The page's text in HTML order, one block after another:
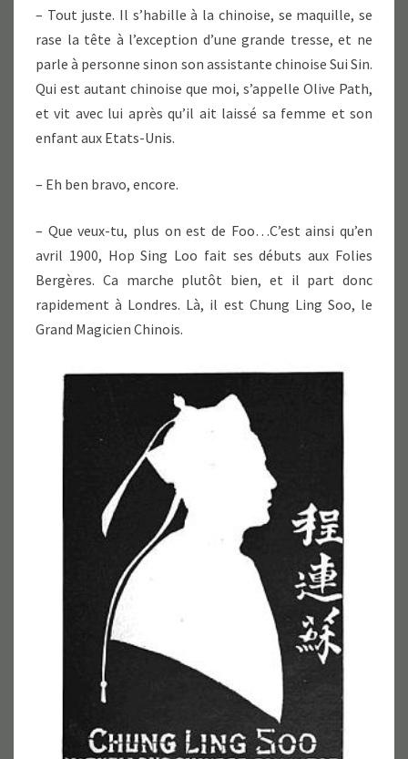
– Tout juste. Il s’habille à la chinoise, se maquille, se
rase la tête à l’exception d’une grande tresse, et ne
parle à personne sinon son assistante chinoise Sui Sin.
Qui est autant chinoise que moi, s’appelle Olive Path,
et vit avec lui après qu’il ait laissé sa femme et son
enfant aux Etats-Unis.
– Eh ben bravo, encore.
– Que veux-tu, plus on est de Foo…C’est ainsi qu’en
avril 1900, Hop Sing Loo fait ses débuts aux Folies
Bergères. Ca marche plutôt bien, et il part donc
rapidement à Londres. Là, il est Chung Ling Soo, le
Grand Magicien Chinois.